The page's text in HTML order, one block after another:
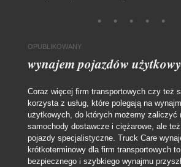
OPUBLIKOWANY
wynajem pojazdów
Coraz więcej firm transportowych czy też
korzysta z usług, które polegają na
użytkowych, do których możemy zaliczyć
samochody dostawcze i ciężarowe, ale
pojazdy specjalistyczne. Truck Care
krótkoterminowy dla firm transportowych to
bezpiecznego i szybkiego wynajmu